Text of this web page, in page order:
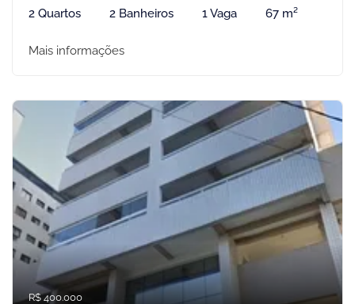
2 Quartos 2 Banheiros 1 Vaga 67 m²
Mais informações
R$ 400.000